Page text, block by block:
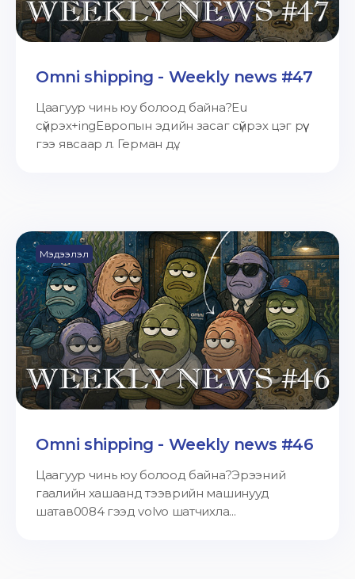
Omni shipping - Weekly news #47
Цаагуур чинь юу болоод байна?Eu
сүйрэх+ingЕвропын эдийн засаг сүйрэх цэг рүү
гээ явсаар л. Герман дү...
Мэдээлэл
Omni shipping - Weekly news #46
Цаагуур чинь юу болоод байна?Эрээний
гаалийн хашаанд тээврийн машинууд
шатав0084 гээд volvo шатчихла...